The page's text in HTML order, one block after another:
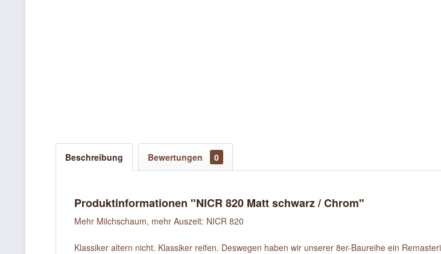
Beschreibung Bewertungen 0
Produktinformationen "NICR 820 Matt schwarz / Chrom"
Mehr Milchschaum, mehr Auszeit: NICR 820
Klassiker altern nicht. Klassiker reifen. Deswegen haben wir unserer 8er-Baureihe ein